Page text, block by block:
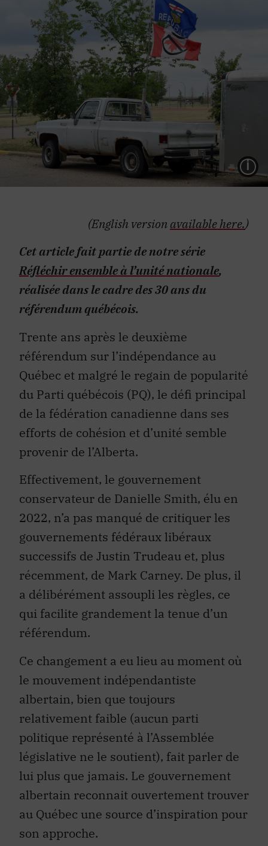
(English versionavailable here.)
Cet article fait partie de notre série
Réfléchir ensemble à l’unité nationale,
réalisée dans le cadre des 30 ans du
référendum québécois.
Trente ans après le deuxième
référendum sur l’indépendance au
Québec et malgré le regain de popularité
du Parti québécois (PQ), le défi principal
de la fédération canadienne dans ses
efforts de cohésion et d’unité semble
provenir de l’Alberta.
Effectivement, le gouvernement
conservateur de Danielle Smith, élu en
2022, n’a pas manqué de critiquer les
gouvernements fédéraux libéraux
successifs de Justin Trudeau et, plus
récemment, de Mark Carney. De plus, il
a délibérément assoupli les règles, ce
qui facilite grandement la tenue d’un
référendum.
Ce changement a eu lieu au moment où
le mouvement indépendantiste
albertain, bien que toujours
relativement faible (aucun parti
politique représenté à l’Assemblée
législative ne le soutient), fait parler de
lui plus que jamais. Le gouvernement
albertain reconnait ouvertement trouver
au Québec une source d’inspiration pour
son approche.